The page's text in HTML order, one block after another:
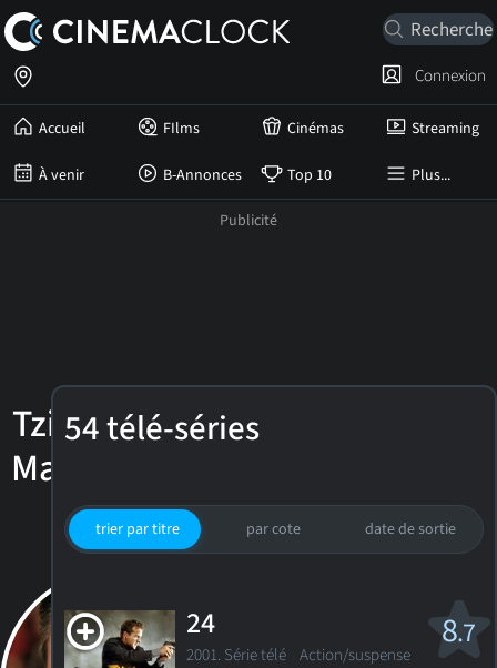
Accueil FIlms Cinémas Streaming
À venir B-Annonces Top 10 Plus...
Connexion
Tzi
Ma
54 télé-séries
trier par titre par cote date de sortie
8.7
24
2001. Série télé Action/suspense